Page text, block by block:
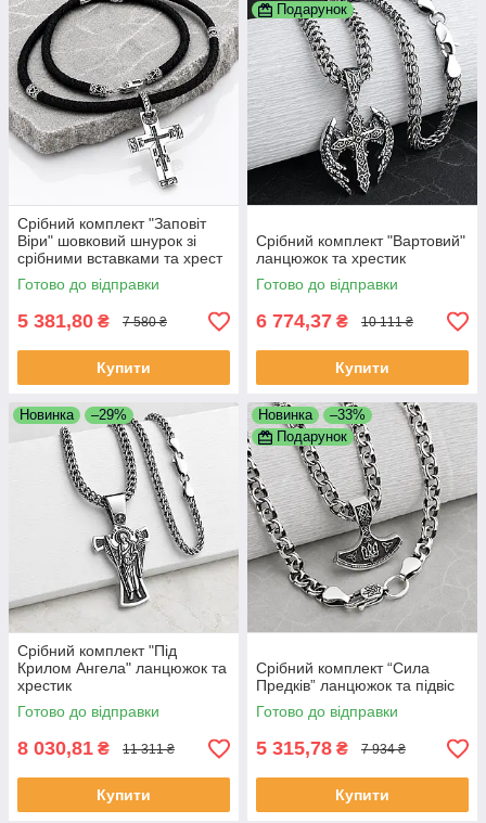
Срібний комплект "Заповіт
Віри" шовковий шнурок зі
срібними вставками та хрест
Готово до відправки
5 381,80 ₴ 7 580 ₴
Купити
Подарунок
Срібний комплект "Вартовий"
ланцюжок та хрестик
Готово до відправки
6 774,37 ₴ 10 111 ₴
Купити
Новинка –29%
Срібний комплект "Під
Крилом Ангела" ланцюжок та
хрестик
Готово до відправки
8 030,81 ₴ 11 311 ₴
Купити
Новинка
–33%
Подарунок
Срібний комплект “Сила
Предків” ланцюжок та підвіс
Готово до відправки
5 315,78 ₴ 7 934 ₴
Купити